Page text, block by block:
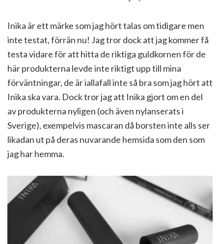
Inika är ett märke som jag hört talas om tidigare men
inte testat, förrän nu! Jag tror dock att jag kommer få
testa vidare för att hitta de riktiga guldkornen för de
här produkterna levde inte riktigt upp till mina
förväntningar, de är iallafall inte så bra som jag hört att
Inika ska vara. Dock tror jag att Inika gjort om en del
av produkterna nyligen (och även nylanserats i
Sverige), exempelvis mascaran då borsten inte alls ser
likadan ut på deras nuvarande hemsida som den som
jag har hemma.